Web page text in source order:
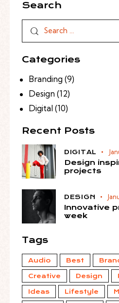
Search
Categories
Branding(9)
Design(12)
Digital(10)
Recent Posts
DIGITAL
Design
projects
DESIGN
Innovative
week
Tags
Audio Best
Creative Design
Ideas Lifestyle